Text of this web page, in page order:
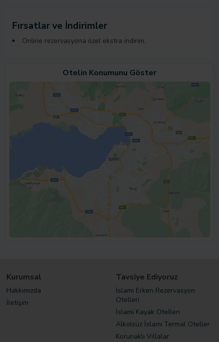
Fırsatlar ve İndirimler
Online rezervasyona özel ekstra indirim.
Otelin Konumunu Göster
Kurumsal
Hakkımızda
İletişim
Tavsiye Ediyoruz
İslami Erken Rezervasyon
Otelleri
İslami Kayak Otelleri
Alkolsüz İslami Termal Oteller
Korunaklı Villalar